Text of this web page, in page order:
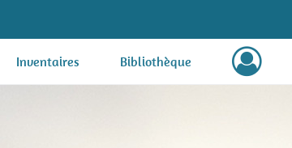
Inventaires Bibliothèque